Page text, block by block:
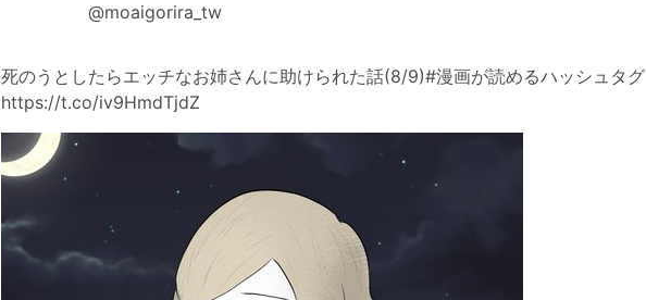
@moaigorira_tw
死のうとしたらエッチなお姉さんに助けられた話(8/9)#漫画が読めるハッシュタグ
https://t.co/iv9HmdTjdZ